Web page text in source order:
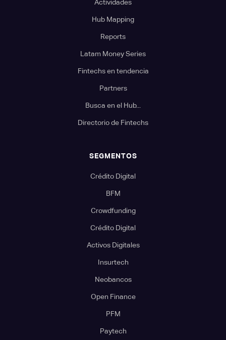
Actividades
Hub Mapping
Reports
Latam Money Series
Fintechs en tendencia
Partners
Busca en el Hub...
Directorio de Fintechs
SEGMENTOS
Crédito Digital
BFM
Crowdfunding
Crédito Digital
Activos Digitales
Insurtech
Neobancos
Open Finance
PFM
Paytech